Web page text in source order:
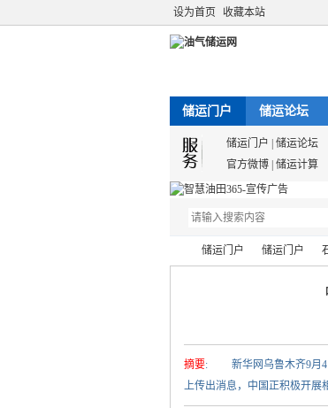
设为首页 收藏本站
储运门户 储运论坛
储运门户 储运论坛
官方微博 储运计算
储运门户 储运门户
摘要: 新华网乌鲁木齐9月4日
上传出消息，中国正积极开